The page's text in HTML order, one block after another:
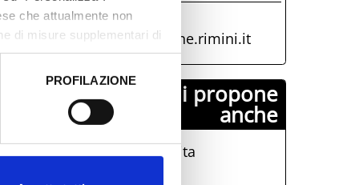
che attualmente non
di misure supplementari di
PROFILAZIONE
0541 793811
biglietteriateatro@comune.rimini.it
Comune di Rimini propone
anche
La Terrazza Della Dolce Vita